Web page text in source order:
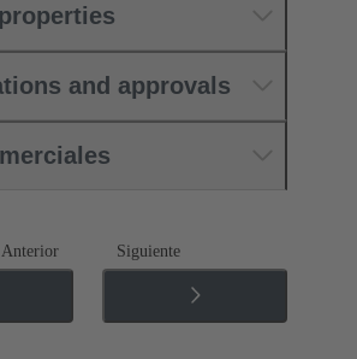
and approvals
Anterior Siguiente